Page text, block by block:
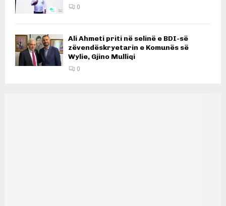
0
Ali Ahmeti priti në selinë e BDI-së
zëvendëskryetarin e Komunës së
Wylie, Gjino Mulliqi
0